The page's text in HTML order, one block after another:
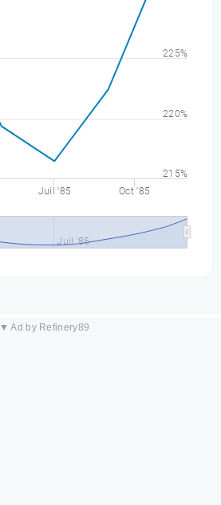
Juil '85 Oct '85
Juil '85
215%
220%
225%
▼ Ad by Refinery89